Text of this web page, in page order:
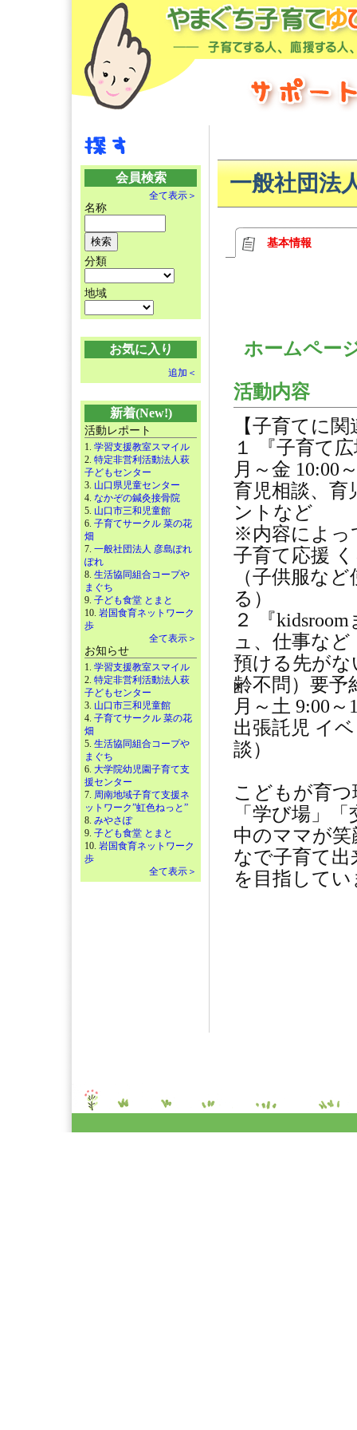
会員検索
全て表示＞
名称
分類
地域
お気に入り
追加＜
新着(New!)
活動レポート
1. 学習支援教室スマイル
2. 特定非営利活動法人萩
子どもセンター
3. 山口県児童センター
4. なかぞの鍼灸接骨院
5. 山口市三和児童館
6. 子育てサークル 菜の花
畑
7. 一般社団法人 彦島ぽれ
ぽれ
8. 生活協同組合コープや
まぐち
9. 子ども食堂 とまと
10. 岩国食育ネットワーク
歩
全て表示＞
お知らせ
1. 学習支援教室スマイル
2. 特定非営利活動法人萩
子どもセンター
3. 山口市三和児童館
4. 子育てサークル 菜の花
畑
5. 生活協同組合コープや
まぐち
6. 大学院幼児園子育て支
援センター
7. 周南地域子育て支援ネ
ットワーク”虹色ねっと”
8. みやさぽ
9. 子ども食堂 とまと
10. 岩国食育ネットワーク
歩
全て表示＞
一般社団法
基本情報
ホームペ
活動内容
【子育てに
１ 『子育て
月～金 10:00
育児相談、育
ントなど
※内容によっ
子育て応援
（子供服な
る）
２ 『
ュ、仕事など
預ける先が
齢不問）要予
月～土 9:00
出張託児 イ
談）
こどもが育
「学び場」
中のママが
なで子育て
を目指してい